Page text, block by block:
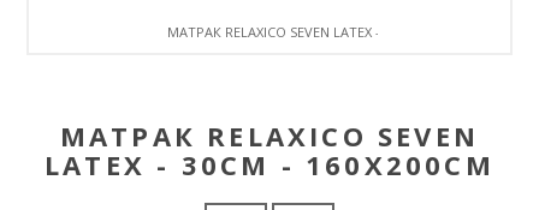
МАТРАК RELAXICO SEVEN LATEX - 30СМ - 160Х200СМ
МАТРАК RELAXICO SEVEN
LATEX - 30СМ - 160Х200СМ